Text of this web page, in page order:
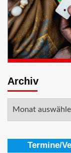
Archiv
Termine/